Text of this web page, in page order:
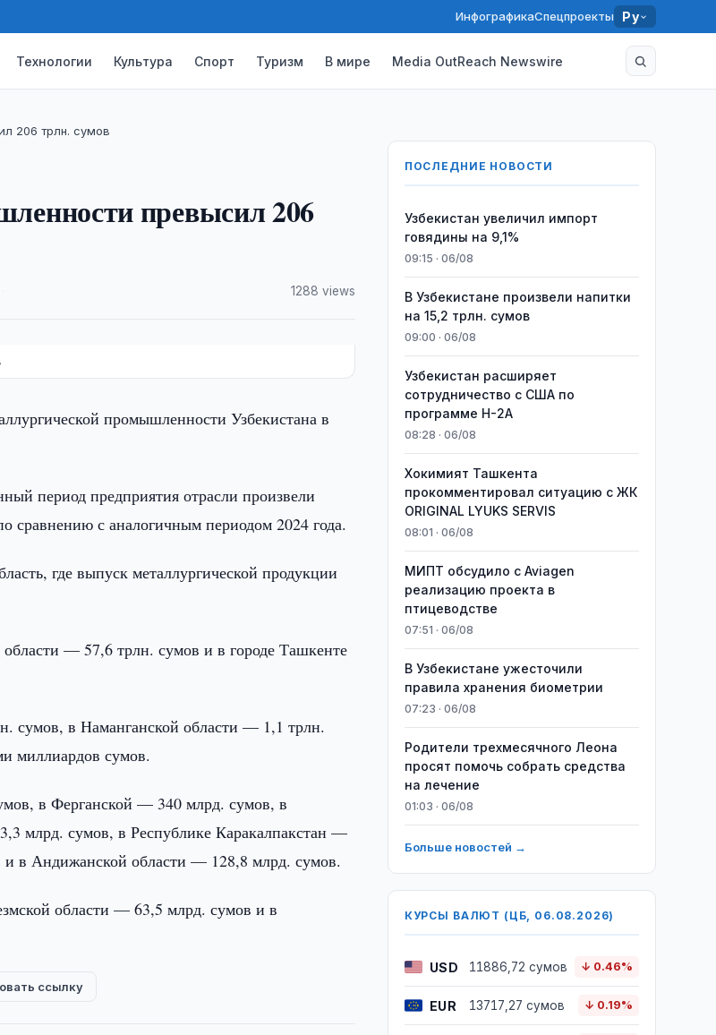
ИнфографикаСпецпроекты Ру
Технологии Культура Спорт Туризм В мире Media OutReach Newswire
206 трлн. сумов
превысил 206
1288 views
промышленности Узбекистана в
период предприятия отрасли произвели
сравнению с аналогичным периодом 2024 года.
где выпуск металлургической продукции
— 57,6 трлн. сумов и в городе Ташкенте
сумов, в Наманганской области — 1,1 трлн.
миллиардов сумов.
в Ферганской — 340 млрд. сумов, в
млрд. сумов, в Республике Каракалпакстан —
в Андижанской области — 128,8 млрд. сумов.
области — 63,5 млрд. сумов и в
ссылку
ПОСЛЕДНИЕ НОВОСТИ
Узбекистан увеличил импорт
говядины на 9,1%
09:15 · 06/08
В Узбекистане произвели напитки
на 15,2 трлн. сумов
09:00 · 06/08
Узбекистан расширяет
сотрудничество с США по
программе H-2A
08:28 · 06/08
Хокимият Ташкента
прокомментировал ситуацию с ЖК
ORIGINAL LYUKS SERVIS
08:01 · 06/08
МИПТ обсудило с Aviagen
реализацию проекта в
птицеводстве
07:51 · 06/08
В Узбекистане ужесточили
правила хранения биометрии
07:23 · 06/08
Родители трехмесячного Леона
просят помочь собрать средства
на лечение
01:03 · 06/08
Больше новостей →
КУРСЫ ВАЛЮТ (ЦБ, 06.08.2026)
USD 11886,72 сумов ↓ 0.46%
EUR 13717,27 сумов ↓ 0.19%